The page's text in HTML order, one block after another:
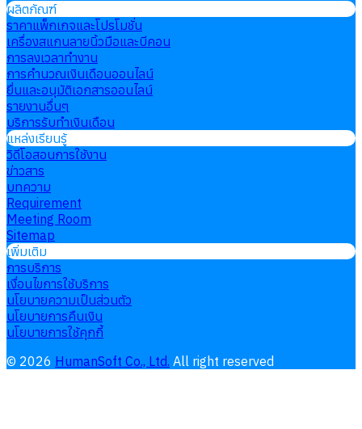
ผลิตภัณฑ์
ราคาแพ็กเกจและโปรโมชั่น
เครื่องสแกนลายนิ้วมือและบีคอน
การลงเวลาทำงาน
การคำนวณเงินเดือนออนไลน์
ยื่นและอนุมัติเอกสารออนไลน์
รายงานอื่นๆ
บริการรับทำเงินเดือน
แหล่งเรียนรู้
วิดีโอสอนการใช้งาน
ข่าวสาร
บทความ
Requirement
Meeting Room
Sitemap
เพิ่มเติม
การบริการ
เงื่อนไขการใช้บริการ
นโยบายความเป็นส่วนตัว
นโยบายการคืนเงิน
นโยบายการใช้คุกกี้
© 2026 HumanSoft Co., Ltd. All right reserved